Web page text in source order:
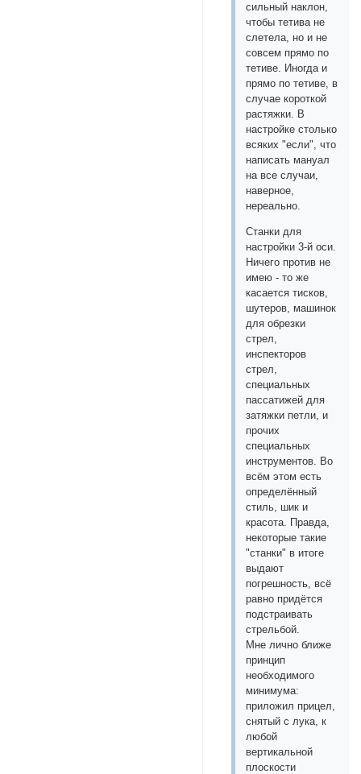
сильный наклон,
чтобы тетива не
слетела, но и не
совсем прямо по
тетиве. Иногда и
прямо по тетиве, в
случае короткой
растяжки. В
настройке столько
всяких "если", что
написать мануал
на все случаи,
наверное,
нереально.
Станки для
настройки 3-й оси.
Ничего против не
имею - то же
касается тисков,
шутеров, машинок
для обрезки
стрел,
инспекторов
стрел,
специальных
пассатижей для
затяжки петли, и
прочих
специальных
инструментов. Во
всём этом есть
определённый
стиль, шик и
красота. Правда,
некоторые такие
"станки" в итоге
выдают
погрешность, всё
равно придётся
подстраивать
стрельбой.
Мне лично ближе
принцип
необходимого
минимума:
приложил прицел,
снятый с лука, к
любой
вертикальной
плоскости